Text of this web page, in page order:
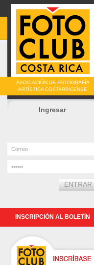
ASOCIACIÓN DE FOTOGRAFÍA
ARTÍSTICA COSTARRICENSE
Ingresar
INSCRIPCIÓN AL BOLETÍN